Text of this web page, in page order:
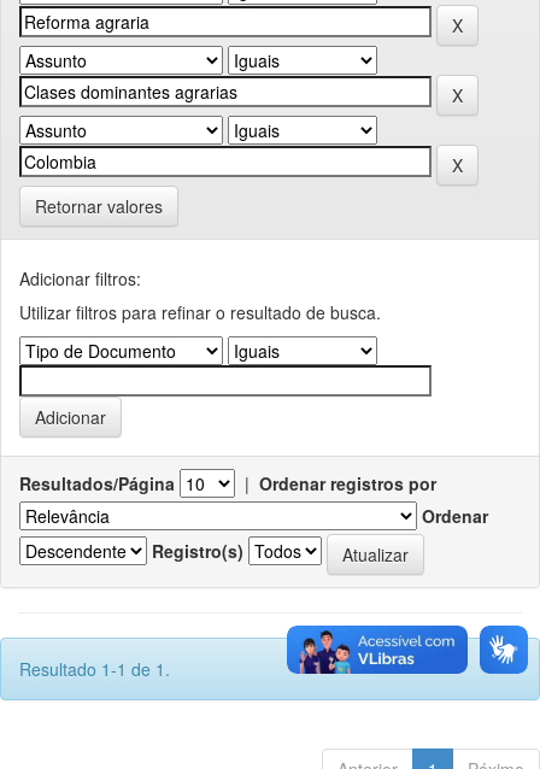
Retornar valores
Adicionar filtros:
Utilizar filtros para refinar o resultado de busca.
Resultados/Página | Ordenar registros por
Ordenar
Registro(s)
Resultado 1-1 de 1.